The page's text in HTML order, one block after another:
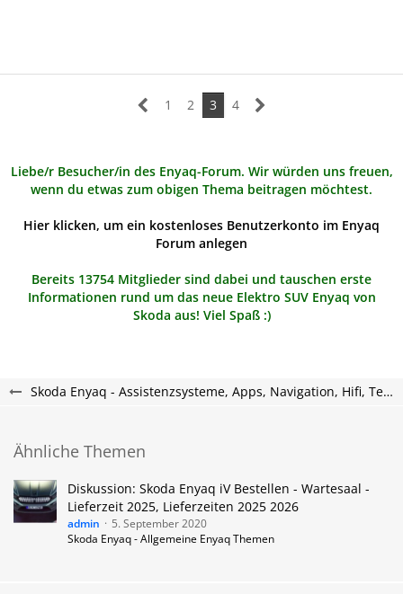
1 2 3 4
Liebe/r Besucher/in des Enyaq-Forum. Wir würden uns freuen,
wenn du etwas zum obigen Thema beitragen möchtest.
Hier klicken, um ein kostenloses Benutzerkonto im Enyaq
Forum anlegen
Bereits 13754 Mitglieder sind dabei und tauschen erste
Informationen rund um das neue Elektro SUV Enyaq von
Skoda aus! Viel Spaß :)
Skoda Enyaq - Assistenzsysteme, Apps, Navigation, Hifi, Telefon, Multimedia.
Ähnliche Themen
Diskussion: Skoda Enyaq iV Bestellen - Wartesaal -
Lieferzeit 2025, Lieferzeiten 2025 2026
admin
5. September 2020
Skoda Enyaq - Allgemeine Enyaq Themen